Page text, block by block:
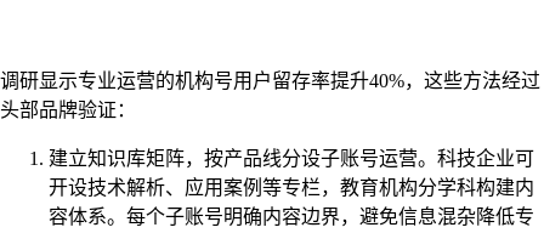
调研显示专业运营的机构号用户留存率提升40%，这些方法经过
头部品牌验证：
建立知识库矩阵，按产品线分设子账号运营。科技企业可
开设技术解析、应用案例等专栏，教育机构分学科构建内
容体系。每个子账号明确内容边界，避免信息混杂降低专